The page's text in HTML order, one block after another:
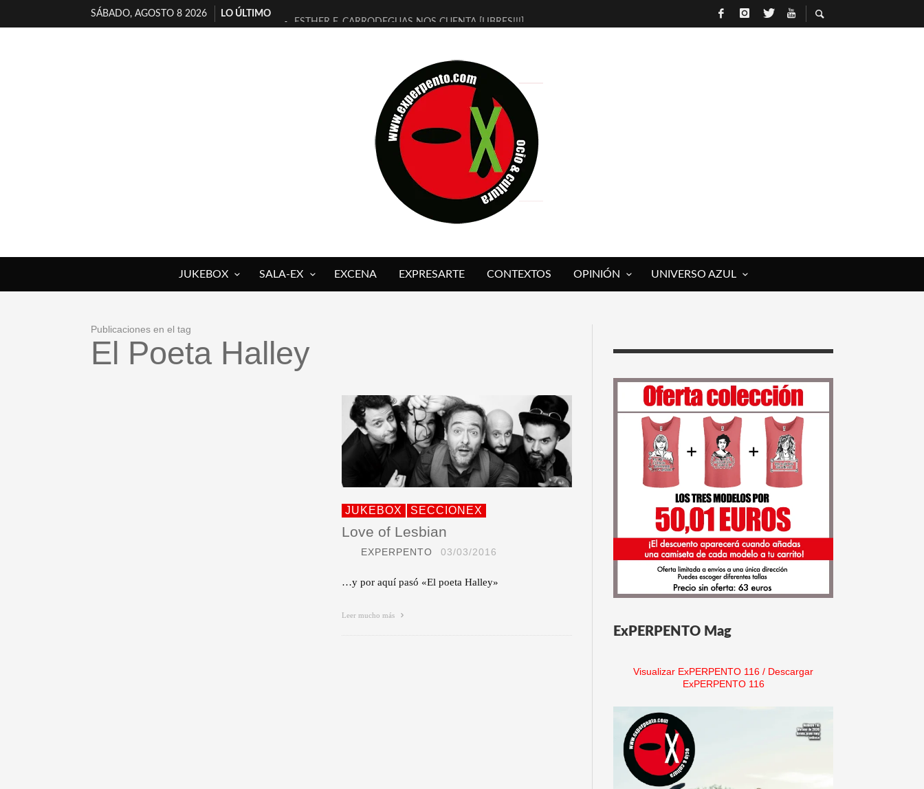
SÁBADO, AGOSTO 8 2026
LO ÚLTIMO
ESTHER F. CARRODEGUAS NOS CUENTA [LIBRES!!!]
[ELECTRA JONDA] DE JUAN GUERRERO ZAMORA
TIMBRE 4, LA ESCUELA DEL DIRECTOR TEATRAL CLAUDIO TOLCACHIR
30 AÑOS (NO ES NADA) DE LA KATARSIS DEL TOMATAZO
MILITARES JUDÍAS EN #EXVITA
D’BALDOMEROS REINVENTAN [BITÁCORA 3.0] EN EXVITA
MARSHALL FLASH PRESENTA EN EXVITA [RELATIVA SENCILLEZ]
JOFRE BARDAGÍ EN EXVITA INTERPRETANDO A SERRAT
JUKEBOX SALA-EX EXCENA EXPRESARTE CONTEXTOS OPINIÓN UNIVERSO AZUL
Publicaciones en el tag
El Poeta Halley
JUKEBOX SECCIONEX
Love of Lesbian
EXPERPENTO 03/03/2016
…y por aquí pasó «El poeta Halley»
Leer mucho más
ExPERPENTO Mag
Visualizar ExPERPENTO 116 / Descargar
ExPERPENTO 116